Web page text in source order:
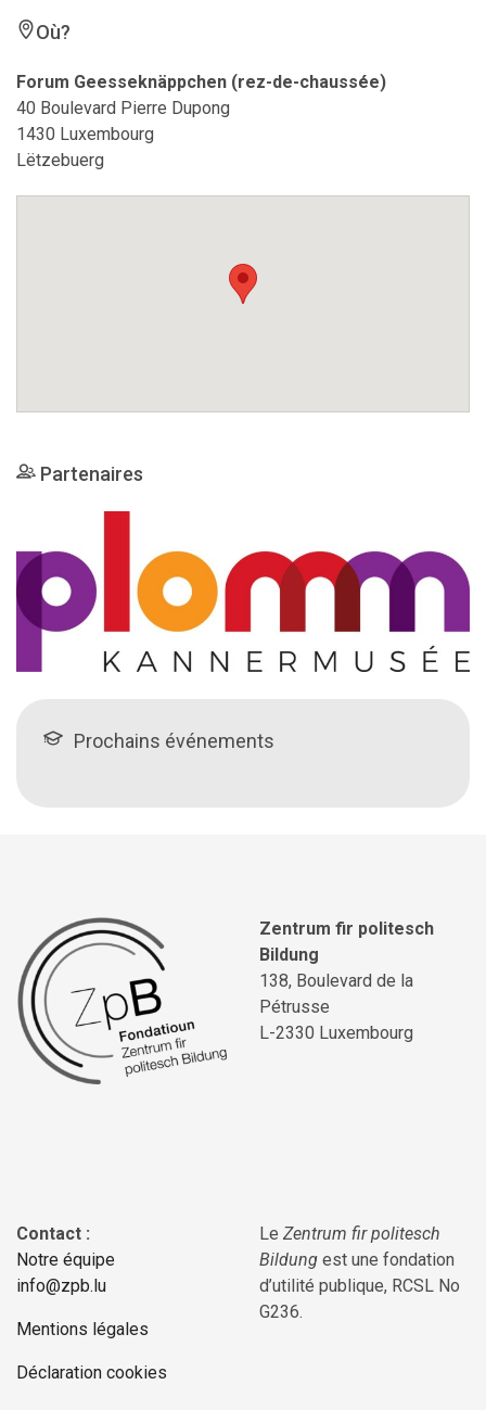
Où?
Forum Geesseknäppchen (rez-de-chaussée)
40 Boulevard Pierre Dupong
1430 Luxembourg
Lëtzebuerg
Partenaires
Prochains événements
Zentrum fir politesch
Bildung
138, Boulevard de la
Pétrusse
L-2330 Luxembourg
Contact :
Notre équipe
info@zpb.lu
Mentions légales
Déclaration cookies
Le Zentrum fir politesch
Bildung est une fondation
d’utilité publique, RCSL No
G236.